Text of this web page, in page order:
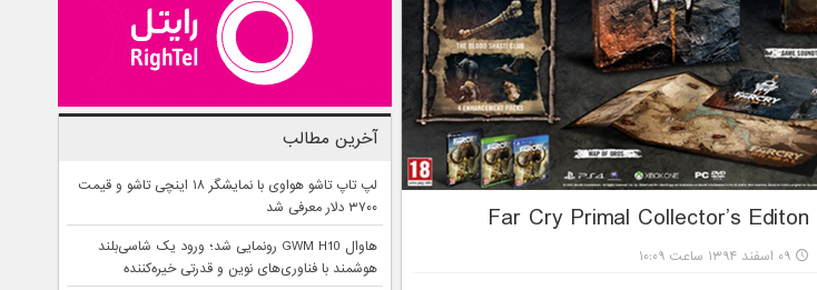
۰۹ اسفند ۱۳۹۴ ساعت ۱۰:۰۹
آخرین مطالب
لپ تاپ تاشو هواوی با نمایشگر ۱۸ اینچی تاشو و قیمت
۳۷۰۰ دلار معرفی شد
هاوال GWM H10 رونمایی شد؛ ورود یک شاسی‌بلند
هوشمند با فناوری‌های نوین و قدرتی خیره‌کننده